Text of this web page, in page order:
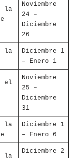
la
Noviembre
24 –
Diciembre
26
la
Diciembre 1
– Enero 1
el
Noviembre
25 –
Diciembre
31
la
Diciembre 1
– Enero 6
la
Diciembre 2